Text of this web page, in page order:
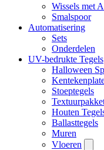
Wissels met
Smalspoor
Automatisering
Sets
Onderdelen
UV-bedrukte Tegels
Halloween
Stoeptegels
Houten
Ballasttegels
Muren
Vloeren